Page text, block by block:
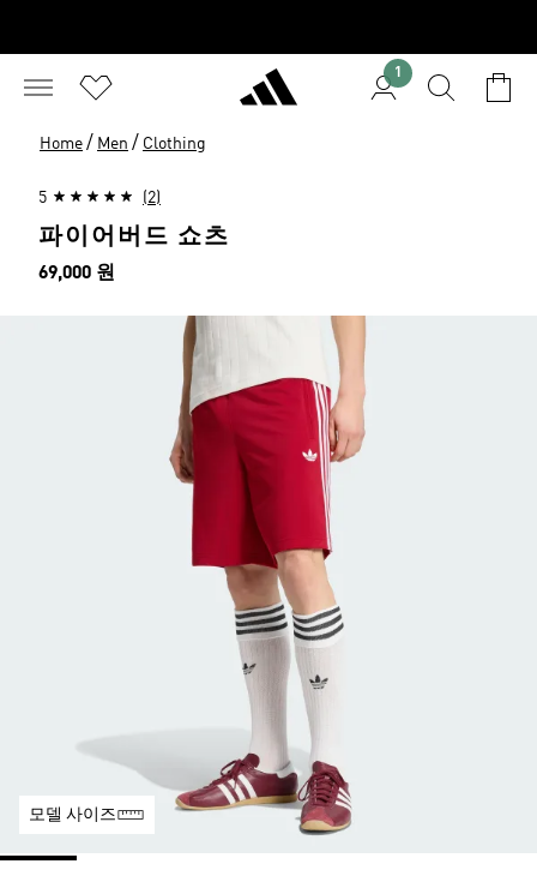
1
Home / Men / Clothing
5 (2)
파이어버드 쇼츠
가격
69,000 원
모델 사이즈